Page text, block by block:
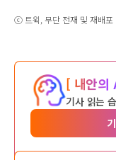
ⓒ 트윅, 무단 전재 및 재배포
[ 내안의
기사 읽는